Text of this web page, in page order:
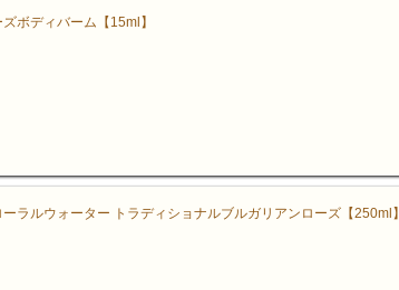
ボディバーム【15ml】
ラルウォーター トラディショナルブルガリアンローズ【250ml】